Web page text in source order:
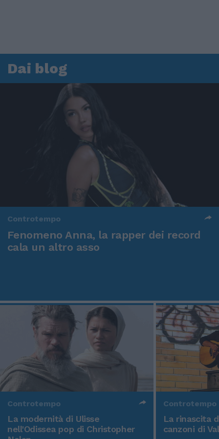
Dai blog
Controtempo
Fenomeno Anna, la rapper dei record
cala un altro asso
Controtempo
La modernità di Ulisse
nell'Odissea pop di Christopher
Controtempo
La rinascita
canzoni di